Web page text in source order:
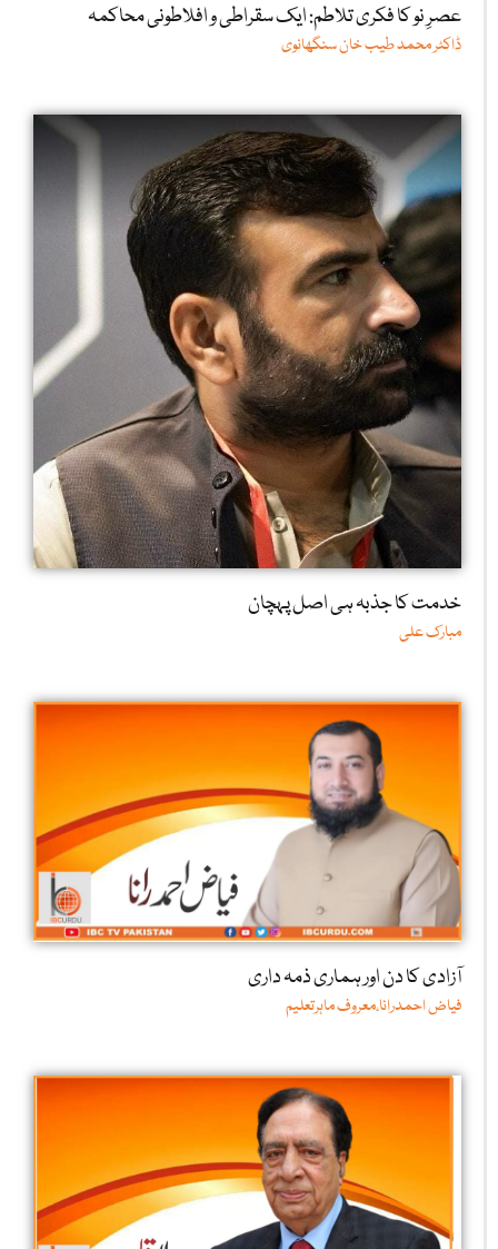
عصرِ نو کا فکری تلاطم: ایک سقراطی و افلاطونی محاکمہ
ڈاکٹر محمد طیب خان سنگھانوی
خدمت کا جذبہ ہی اصل پہچان
مبارک علی
آزادی کا دن اور ہماری ذمہ داری
فیاض احمدرانا،معروف ماہرتعلیم